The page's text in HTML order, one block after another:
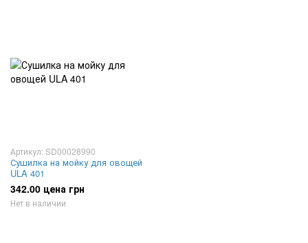
Артикул: SD00028990
Сушилка на мойку для овощей
ULA 401
342.00 цена грн
Нет в наличии